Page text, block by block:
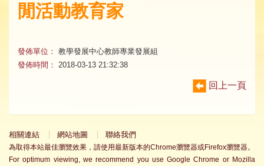
閒活動教育家
發佈單位： 教學發展中心教師專業發展組
發佈時間：
2018-03-13 21:32:38
回上一頁
相關連結 網站地圖 聯絡我們
為取得本站最佳瀏覽效果，請使用最新版本的Chrome瀏覽器或Firefox瀏覽器。
For optimum viewing, we recommend you use Google Chrome or Mozilla